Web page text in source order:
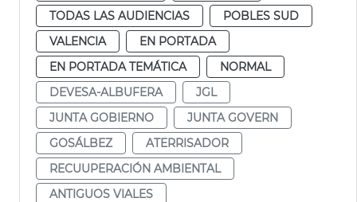
TODAS LAS AUDIENCIAS
POBLES SUD
VALENCIA
EN PORTADA
EN PORTADA TEMÁTICA
NORMAL
DEVESA-ALBUFERA
JGL
JUNTA GOBIERNO
JUNTA GOVERN
GOSÁLBEZ
ATERRISADOR
RECUUPERACIÓN AMBIENTAL
ANTIGUOS VIALES